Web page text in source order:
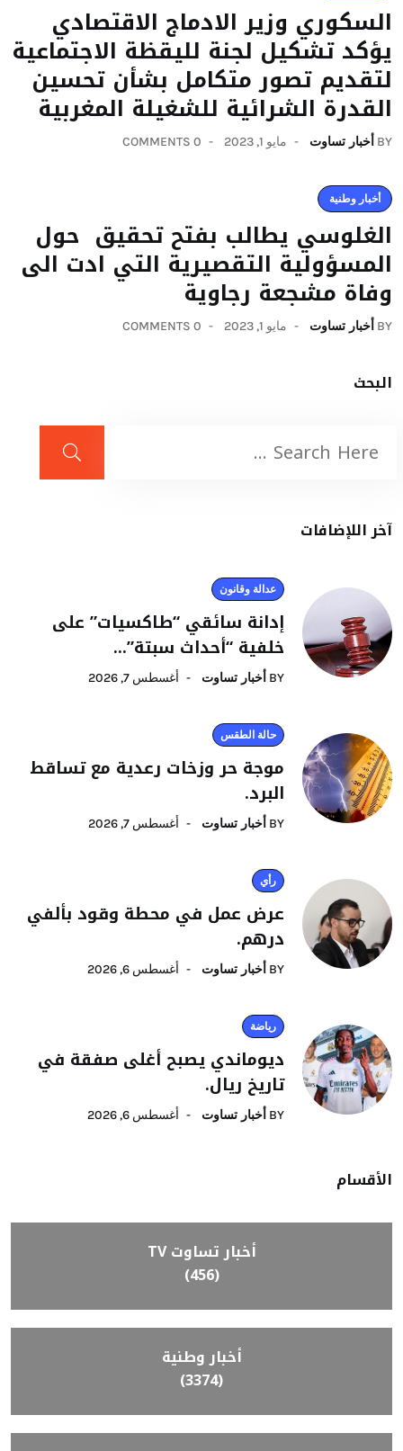
السكوري وزير الادماج الاقتصادي
يؤكد تشكيل لجنة لليقظة الاجتماعية
لتقديم تصور متكامل بشأن تحسين
القدرة الشرائية للشغيلة المغربية
BY أخبار تساوت مايو 1, 2023 0 COMMENTS
أخبار وطنية
الغلوسي يطالب بفتح تحقيق حول
المسؤولية التقصيرية التي ادت الى
وفاة مشجعة رجاوية
BY أخبار تساوت مايو 1, 2023 0 COMMENTS
البحث
آخر اللإضافات
عدالة وقانون
إدانة سائقي “طاكسيات” على
خلفية “أحداث سبتة”...
BY أخبار تساوت أغسطس 7, 2026
حالة الطقس
موجة حر وزخات رعدية مع تساقط
البرد.
BY أخبار تساوت أغسطس 7, 2026
رأي
عرض عمل في محطة وقود بألفي
درهم.
BY أخبار تساوت أغسطس 6, 2026
رياضة
ديوماندي يصبح أغلى صفقة في
تاريخ ريال.
BY أخبار تساوت أغسطس 6, 2026
الأقسام
أخبار تساوت TV
(456)
أخبار وطنية
(3374)